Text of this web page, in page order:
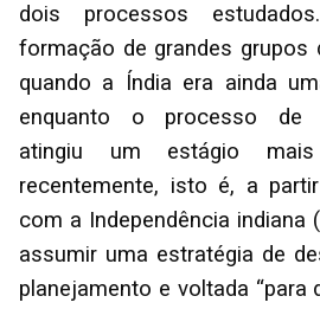
dois processos
formação de grandes grupos
quando a Índia era ainda
enquanto o processo de
atingiu um estágio
recentemente, isto é, a
com a Independência indiana
assumir uma estratégia de
planejamento e voltada “para